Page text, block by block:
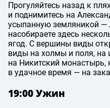
Прогуляйтесь назад к
и поднимитесь на
усыпанную земляникой —
насобираете здесь
ягод. С вершины виды
виды на холмы и поля, на
на Никитский монастырь,
в удачное время — на
19:00 Ужин